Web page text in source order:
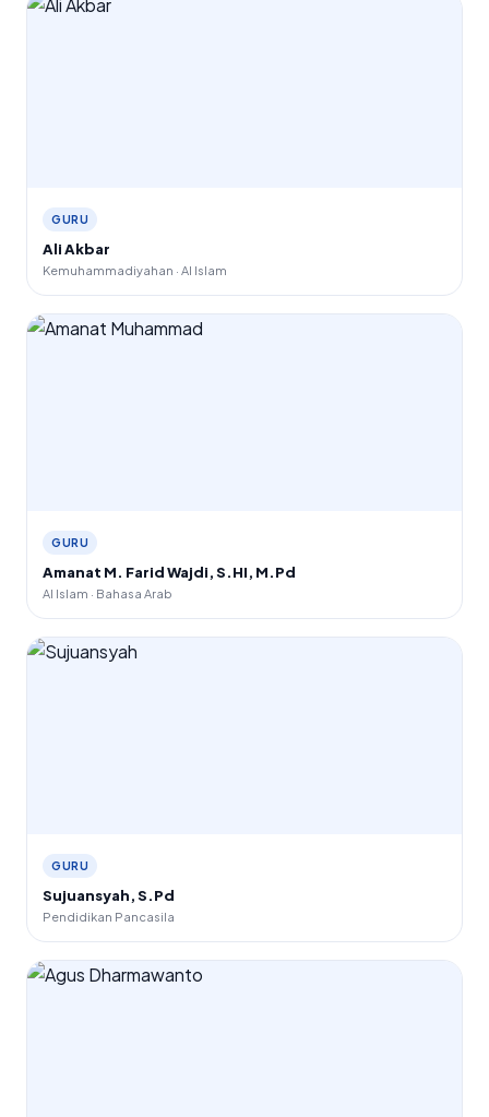
GURU
Ali Akbar
Kemuhammadiyahan · Al Islam
GURU
Amanat M. Farid Wajdi, S.HI, M.Pd
Al Islam · Bahasa Arab
GURU
Sujuansyah, S.Pd
Pendidikan Pancasila